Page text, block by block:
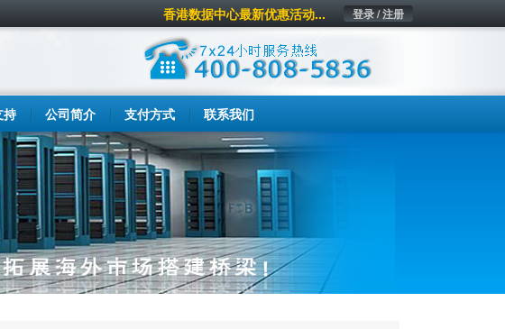
登录 / 注册
香港数据中心最新优惠活动...
持 公司简介 支付方式 联系我们